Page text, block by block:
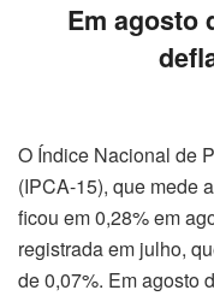
Em agosto
O Índice Nacional de
(IPCA-15), que mede
ficou em 0,28% em
registrada em julho,
de 0,07%. Em agosto